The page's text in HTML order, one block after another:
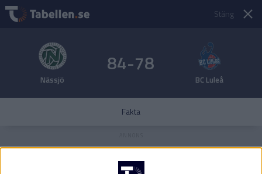
Stäng
Nässjö
84-78
BC Luleå
Fakta